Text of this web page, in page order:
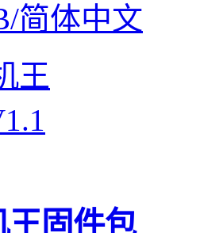
简体中文
王固件包